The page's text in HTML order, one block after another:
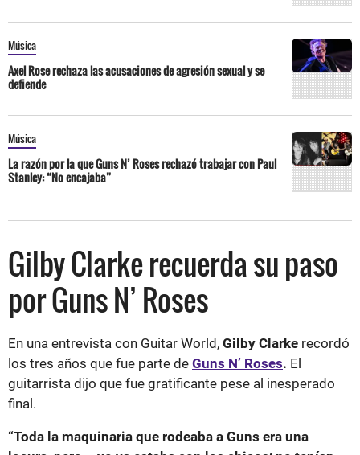
Música
Axel Rose rechaza las acusaciones de agresión sexual y se
defiende
Música
La razón por la que Guns N’ Roses rechazó trabajar con Paul
Stanley: “No encajaba”
Gilby Clarke recuerda su paso
por Guns N’ Roses
En una entrevista con Guitar World, Gilby Clarke recordó
los tres años que fue parte de Guns N’ Roses. El
guitarrista dijo que fue gratificante pese al inesperado
final.
“Toda la maquinaria que rodeaba a Guns era una